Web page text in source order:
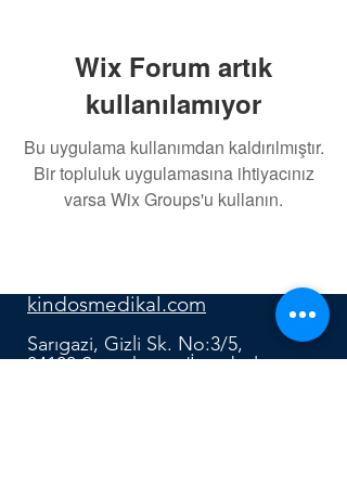
Wix Forum artık
kullanılamıyor
Bu uygulama kullanımdan kaldırılmıştır.
Bir topluluk uygulamasına ihtiyacınız
varsa Wix Groups'u kullanın.
kindosmedikal.com
Sarıgazi, Gizli Sk. No:3/5,
34100 Sancaktepe/İstanbul